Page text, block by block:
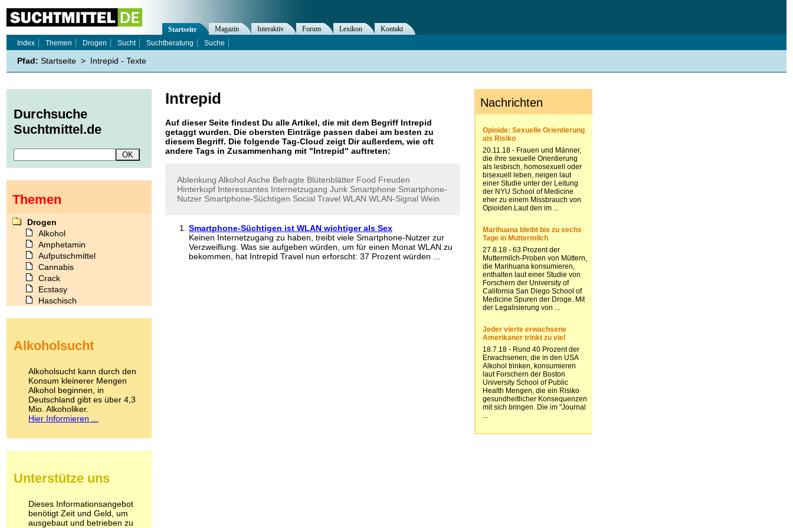
Intrepid
Auf dieser Seite findest Du alle Artikel, die mit dem Begriff Intrepid
getaggt wurden. Die obersten Einträge passen dabei am besten zu
diesem Begriff. Die folgende Tag-Cloud zeigt Dir außerdem, wie oft
andere Tags in Zusammenhang mit "Intrepid" auftreten:
Ablenkung AlkoholAsche Befragte Blütenblätter Food Freuden
Hinterkopf Interessantes Internetzugang Junk Smartphone Smartphone-
Nutzer Smartphone-Süchtigen Social Travel WLAN WLAN-Signal Wein
Smartphone-Süchtigen ist WLAN wichtiger als Sex
Keinen Internetzugang zu haben, treibt viele Smartphone-Nutzer zur
Verzweiflung. Was sie aufgeben würden, um für einen Monat WLAN zu
bekommen, hat Intrepid Travel nun erforscht: 37 Prozent würden ...
Startseite Magazin Interaktiv Forum Lexikon
Kontakt
Index
Themen Drogen Sucht Suchtberatung Suche
Pfad: Startseite > Intrepid - Texte
Durchsuche
Suchtmittel.de
Themen
Drogen
Alkohol
Amphetamin
Aufputschmittel
Cannabis
Crack
Ecstasy
Haschisch
Kokain
LSD
Marihuana
Medikamente
Meskalin
Metamphetamin
Methadon
Pilze
Psychopharmaka
Schlafmittel
Schmerzmittel
Alkoholsucht
Alkoholsucht kann durch den
Konsum kleinerer Mengen
Alkohol beginnen, in
Deutschland gibt es über 4,3
Mio. Alkoholiker.
Hier Informieren ...
Unterstütze uns
Dieses Informationsangebot
benötigt Zeit und Geld, um
ausgebaut und betrieben zu